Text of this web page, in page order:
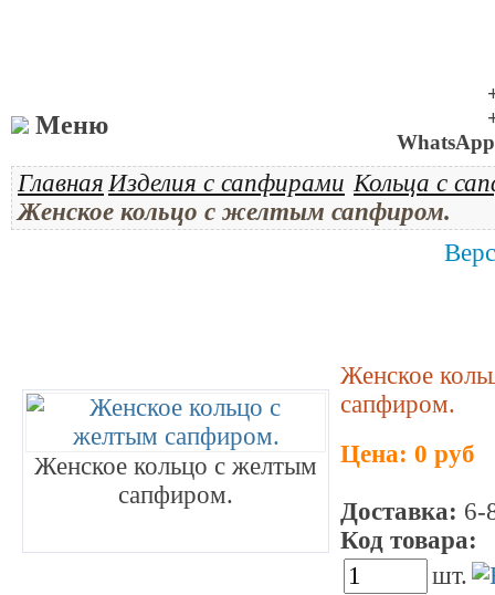
Меню
Главная Изделия с сапфирами Кольца с
Женское кольцо с желтым сапфиром.
Женское кольцо с желтым
сапфиром.
Женское
сапфиром.
Цена: 0 руб
Доставка: 6-
Код товара:
шт.